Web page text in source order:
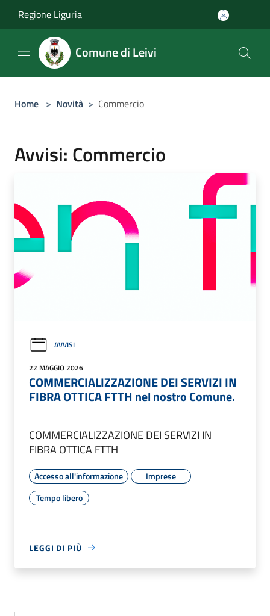
Regione Liguria
Comune di Leivi
Home > Novità > Commercio
Avvisi: Commercio
AVVISI
22 MAGGIO 2026
COMMERCIALIZZAZIONE DEI SERVIZI IN
FIBRA OTTICA FTTH nel nostro Comune.
COMMERCIALIZZAZIONE DEI SERVIZI IN
FIBRA OTTICA FTTH
Accesso all'informazione
Imprese
Tempo libero
LEGGI DI PIÙ